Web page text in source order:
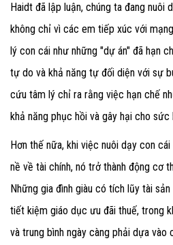
Haidt đã lập luận, chúng ta đang nuôi
không chỉ vì các em tiếp xúc với
lý con cái như những "dự án" đã hạn
tự do và khả năng tự đối diện với sự
cứu tâm lý chỉ ra rằng việc hạn chế
khả năng phục hồi và gây hại cho
Hơn thế nữa, khi việc nuôi dạy con
nề về tài chính, nó trở thành động cơ
Những gia đình giàu có tích lũy tài
tiết kiệm giáo dục ưu đãi thuế, trong
và trung bình ngày càng phải dựa vào